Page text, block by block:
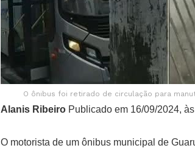
O ônibus foi retirado de circulação para
Alanis Ribeiro Publicado em 16/09/2024,
O motorista de um ônibus municipal de